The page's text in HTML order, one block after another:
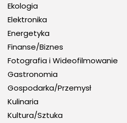
Ekologia
Elektronika
Energetyka
Finanse/Biznes
Fotografia i Wideofilmowanie
Gastronomia
Gospodarka/Przemysł
Kulinaria
Kultura/Sztuka